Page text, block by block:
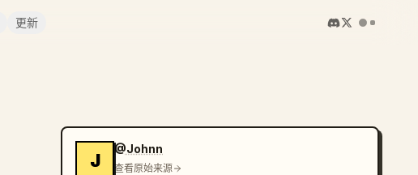
更新
J
@Johnn
查看原始来源